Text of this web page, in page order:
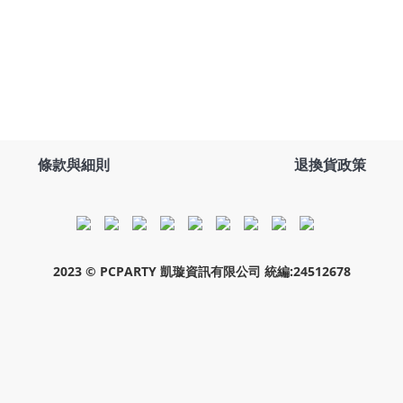
條款與細則 退換貨政策
2023 © PCPARTY 凱璇資訊有限公司 統編:24512678